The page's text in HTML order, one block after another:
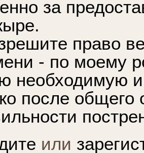
за
право
- по моему
необходимую
после общего
или